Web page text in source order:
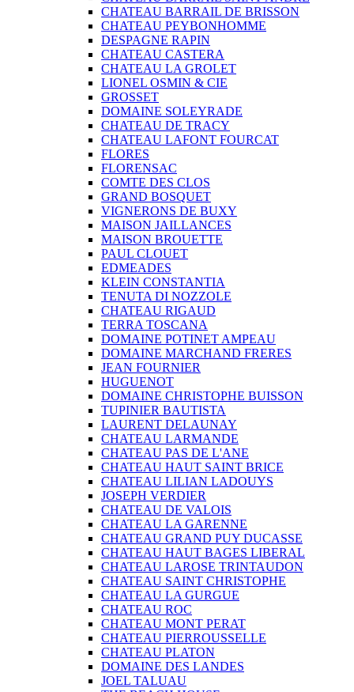
CHATEAU BARRAIL DE BRISSON
CHATEAU PEYBONHOMME
DESPAGNE RAPIN
CHATEAU CASTERA
CHATEAU LA GROLET
LIONEL OSMIN & CIE
GROSSET
DOMAINE SOLEYRADE
CHATEAU DE TRACY
CHATEAU LAFONT FOURCAT
FLORES
FLORENSAC
COMTE DES CLOS
GRAND BOSQUET
VIGNERONS DE BUXY
MAISON JAILLANCES
MAISON BROUETTE
PAUL CLOUET
EDMEADES
KLEIN CONSTANTIA
TENUTA DI NOZZOLE
CHATEAU RIGAUD
TERRA TOSCANA
DOMAINE POTINET AMPEAU
DOMAINE MARCHAND FRERES
JEAN FOURNIER
HUGUENOT
DOMAINE CHRISTOPHE BUISSON
TUPINIER BAUTISTA
LAURENT DELAUNAY
CHATEAU LARMANDE
CHATEAU PAS DE L'ANE
CHATEAU HAUT SAINT BRICE
CHATEAU LILIAN LADOUYS
JOSEPH VERDIER
CHATEAU DE VALOIS
CHATEAU LA GARENNE
CHATEAU GRAND PUY DUCASSE
CHATEAU HAUT BAGES LIBERAL
CHATEAU LAROSE TRINTAUDON
CHATEAU SAINT CHRISTOPHE
CHATEAU LA GURGUE
CHATEAU ROC
CHATEAU MONT PERAT
CHATEAU PIERROUSSELLE
CHATEAU PLATON
DOMAINE DES LANDES
JOEL TALUAU